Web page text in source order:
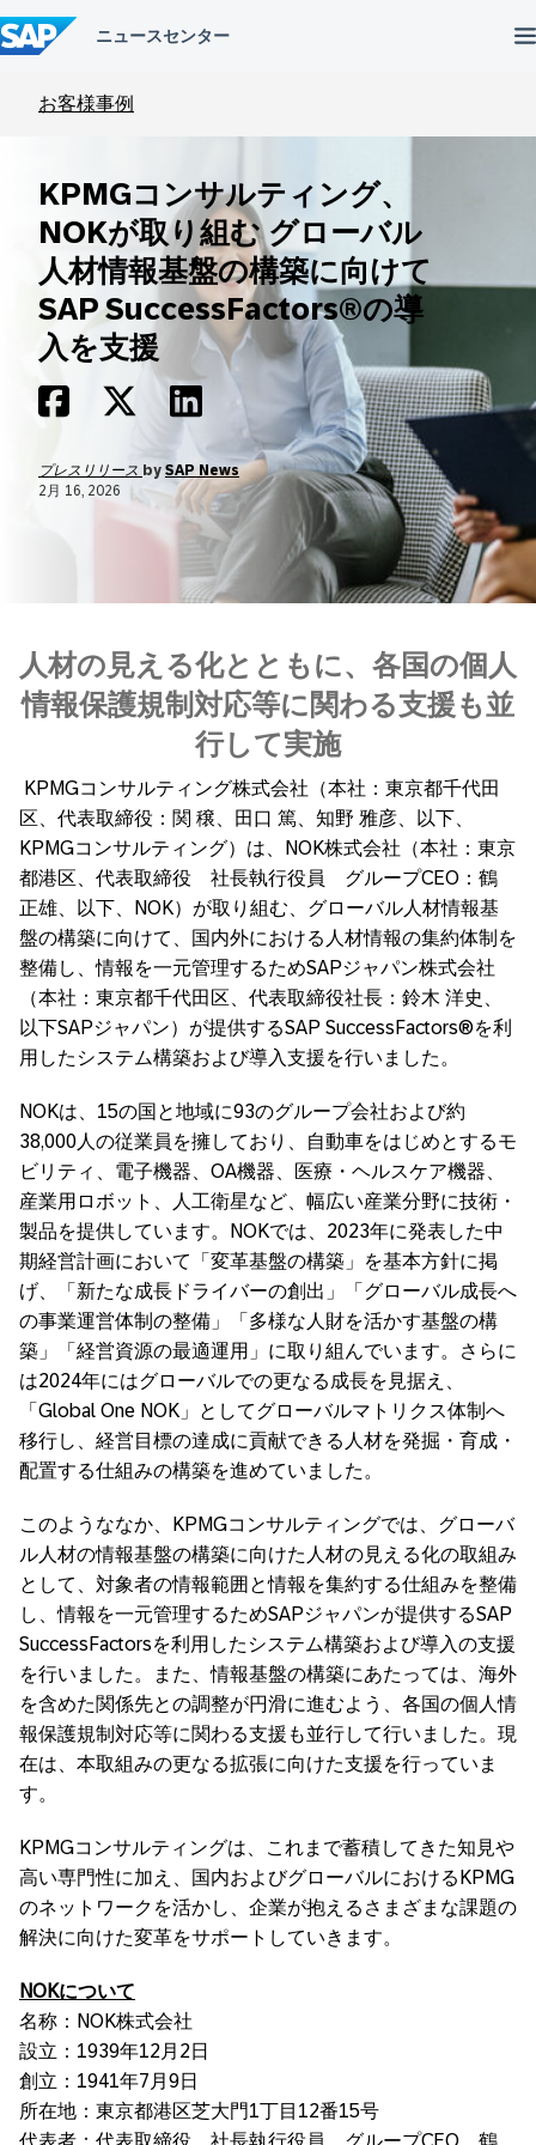
ン
テ
お客様事例
KPMGコンサルティング、
NOKが取り組む グローバル
人材情報基盤の構築に向けて
SAP SuccessFactors®の導
入を支援
プレスリリース by SAP News
2月 16, 2026
人材の見える化とともに、各国の個人
情報保護規制対応等に関わる支援も並
行して実施
KPMGコンサルティング株式会社（本社：東京都千代田
区、代表取締役：関 穣、田口 篤、知野 雅彦、以下、
KPMGコンサルティング）は、NOK株式会社（本社：東京
都港区、代表取締役 社長執行役員 グループCEO：鶴
正雄、以下、NOK）が取り組む、グローバル人材情報基
盤の構築に向けて、国内外における人材情報の集約体制を
整備し、情報を一元管理するためSAPジャパン株式会社
（本社：東京都千代田区、代表取締役社長：鈴木 洋史、
以下SAPジャパン）が提供するSAP SuccessFactors®を利
用したシステム構築および導入支援を行いました。
NOKは、15の国と地域に93のグループ会社および約
38,000人の従業員を擁しており、自動車をはじめとするモ
ビリティ、電子機器、OA機器、医療・ヘルスケア機器、
産業用ロボット、人工衛星など、幅広い産業分野に技術・
製品を提供しています。NOKでは、2023年に発表した中
期経営計画において「変革基盤の構築」を基本方針に掲
げ、「新たな成長ドライバーの創出」「グローバル成長へ
の事業運営体制の整備」「多様な人財を活かす基盤の構
築」「経営資源の最適運用」に取り組んでいます。さらに
は2024年にはグローバルでの更なる成長を見据え、
「Global One NOK」としてグローバルマトリクス体制へ
移行し、経営目標の達成に貢献できる人材を発掘・育成・
配置する仕組みの構築を進めていました。
このようななか、KPMGコンサルティングでは、グローバ
ル人材の情報基盤の構築に向けた人材の見える化の取組み
として、対象者の情報範囲と情報を集約する仕組みを整備
し、情報を一元管理するためSAPジャパンが提供するSAP
SuccessFactorsを利用したシステム構築および導入の支援
を行いました。また、情報基盤の構築にあたっては、海外
を含めた関係先との調整が円滑に進むよう、各国の個人情
報保護規制対応等に関わる支援も並行して行いました。現
在は、本取組みの更なる拡張に向けた支援を行っていま
す。
KPMGコンサルティングは、これまで蓄積してきた知見や
高い専門性に加え、国内およびグローバルにおけるKPMG
のネットワークを活かし、企業が抱えるさまざまな課題の
解決に向けた変革をサポートしていきます。
NOKについて
名称：NOK株式会社
設立：1939年12月2日
創立：1941年7月9日
所在地：東京都港区芝大門1丁目12番15号